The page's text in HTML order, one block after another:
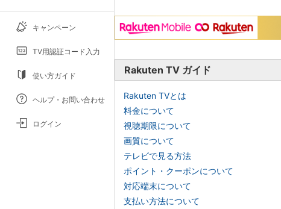
キャンペーン
TV用認証コード入力
使い方ガイド
ヘルプ・お問い合わせ
ログイン
Rakuten TV ガイド
Rakuten TVとは
料金について
視聴期限について
画質について
テレビで見る方法
ポイント・クーポンについて
対応端末について
支払い方法について